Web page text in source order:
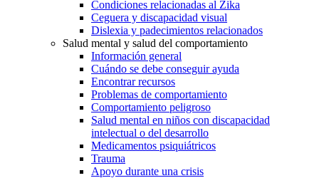
Condiciones relacionadas al Zika
Ceguera y discapacidad visual
Dislexia y padecimientos relacionados
Salud mental y salud del comportamiento
Información general
Cuándo se debe conseguir ayuda
Encontrar recursos
Problemas de comportamiento
Comportamiento peligroso
Salud mental en niños con discapacidad
intelectual o del desarrollo
Medicamentos psiquiátricos
Trauma
Apoyo durante una crisis